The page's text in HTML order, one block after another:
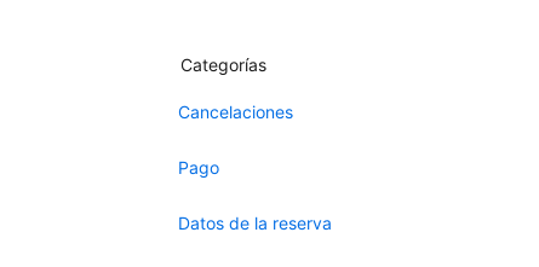
Categorías
Cancelaciones
Pago
Datos de la reserva